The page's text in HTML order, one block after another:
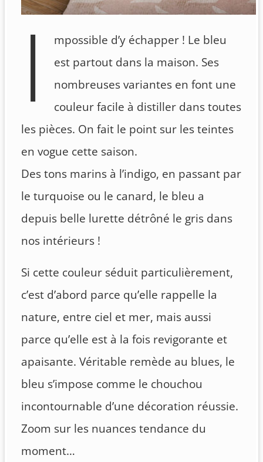
I
mpossible d’y échapper ! Le bleu
est partout dans la maison. Ses
nombreuses variantes en font une
couleur facile à distiller dans toutes
les pièces. On fait le point sur les teintes
en vogue cette saison.
Des tons marins à l’indigo, en passant par
le turquoise ou le canard, le bleu a
depuis belle lurette détrôné le gris dans
nos intérieurs !
Si cette couleur séduit particulièrement,
c’est d’abord parce qu’elle rappelle la
nature, entre ciel et mer, mais aussi
parce qu’elle est à la fois revigorante et
apaisante. Véritable remède au blues, le
bleu s’impose comme le chouchou
incontournable d’une décoration réussie.
Zoom sur les nuances tendance du
moment…